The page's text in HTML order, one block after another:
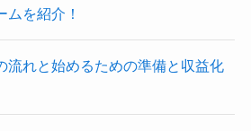
を紹介！
流れと始めるための準備と収益化